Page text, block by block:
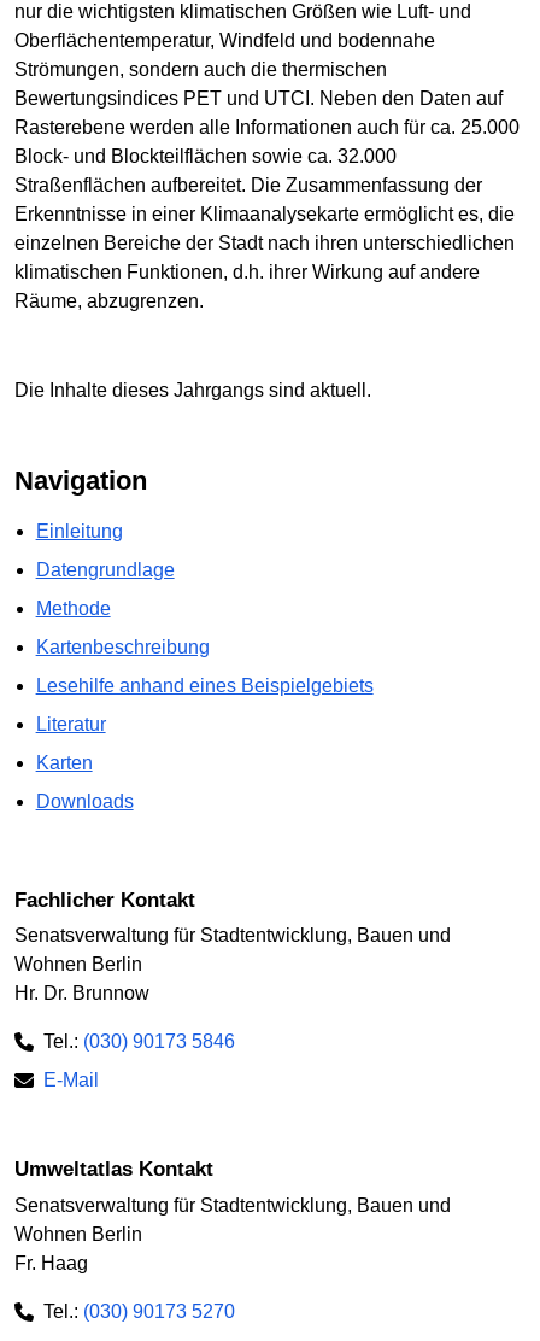
nur die wichtigsten klimatischen Größen wie Luft- und
Oberflächentemperatur, Windfeld und bodennahe
Strömungen, sondern auch die thermischen
Bewertungsindices PET und UTCI. Neben den Daten auf
Rasterebene werden alle Informationen auch für ca. 25.000
Block- und Blockteilflächen sowie ca. 32.000
Straßenflächen aufbereitet. Die Zusammenfassung der
Erkenntnisse in einer Klimaanalysekarte ermöglicht es, die
einzelnen Bereiche der Stadt nach ihren unterschiedlichen
klimatischen Funktionen, d.h. ihrer Wirkung auf andere
Räume, abzugrenzen.
Die Inhalte dieses Jahrgangs sind aktuell.
Navigation
Einleitung
Datengrundlage
Methode
Kartenbeschreibung
Lesehilfe anhand eines Beispielgebiets
Literatur
Karten
Downloads
Fachlicher Kontakt
Senatsverwaltung für Stadtentwicklung, Bauen und
Wohnen Berlin
Hr. Dr. Brunnow
Tel.: (030) 90173 5846
E-Mail
Umweltatlas Kontakt
Senatsverwaltung für Stadtentwicklung, Bauen und
Wohnen Berlin
Fr. Haag
Tel.: (030) 90173 5270